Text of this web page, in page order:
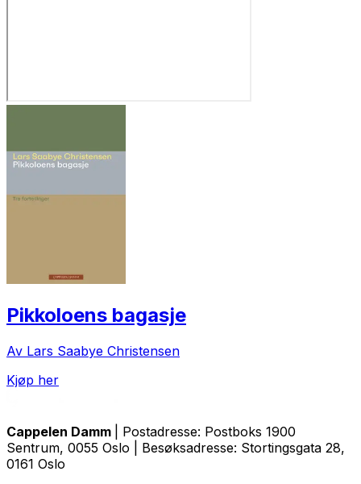
Pikkoloens bagasje
Av Lars Saabye Christensen
Kjøp her
Cappelen Damm
| Postadresse: Postboks 1900
Sentrum, 0055 Oslo | Besøksadresse: Stortingsgata 28,
0161 Oslo